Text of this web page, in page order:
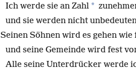
Ich werde sie an Zahl *
und sie werden nicht
Seinen Söhnen wird es gehen
und seine Gemeinde wird fest
Alle seine Unterdrücker werde